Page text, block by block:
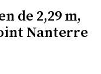
de 2,29 m,
Nanterre